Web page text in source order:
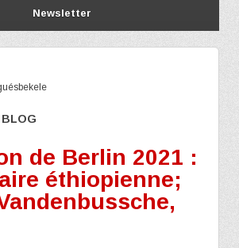
Newsletter
BLOG
de Berlin 2021 :
éthiopienne;